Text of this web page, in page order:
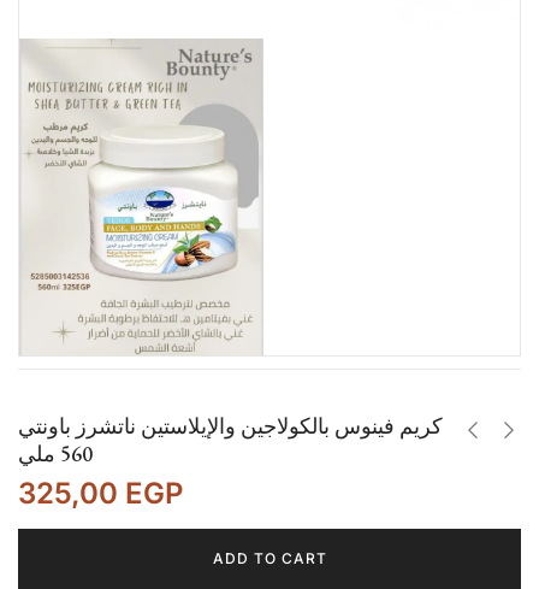
كريم فينوس بالكولاجين والإيلاستين ناتشرز باونتي
560 ملي
325,00 EGP
ADD TO CART